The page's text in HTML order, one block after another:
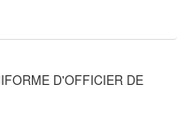
D'OFFICIER DE